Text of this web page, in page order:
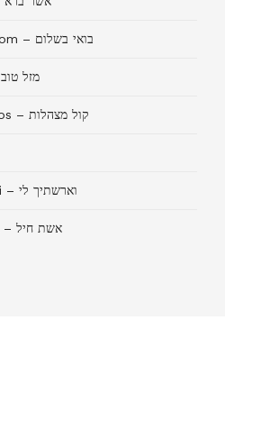
Boee Beshalom – בואי בשלום
Mazel Tov – מזל טוב
Kol Mitzahalos – קול מצהלות
Veairastich Li – וארשתיך לי
Eishes Chayil – אשת חיל